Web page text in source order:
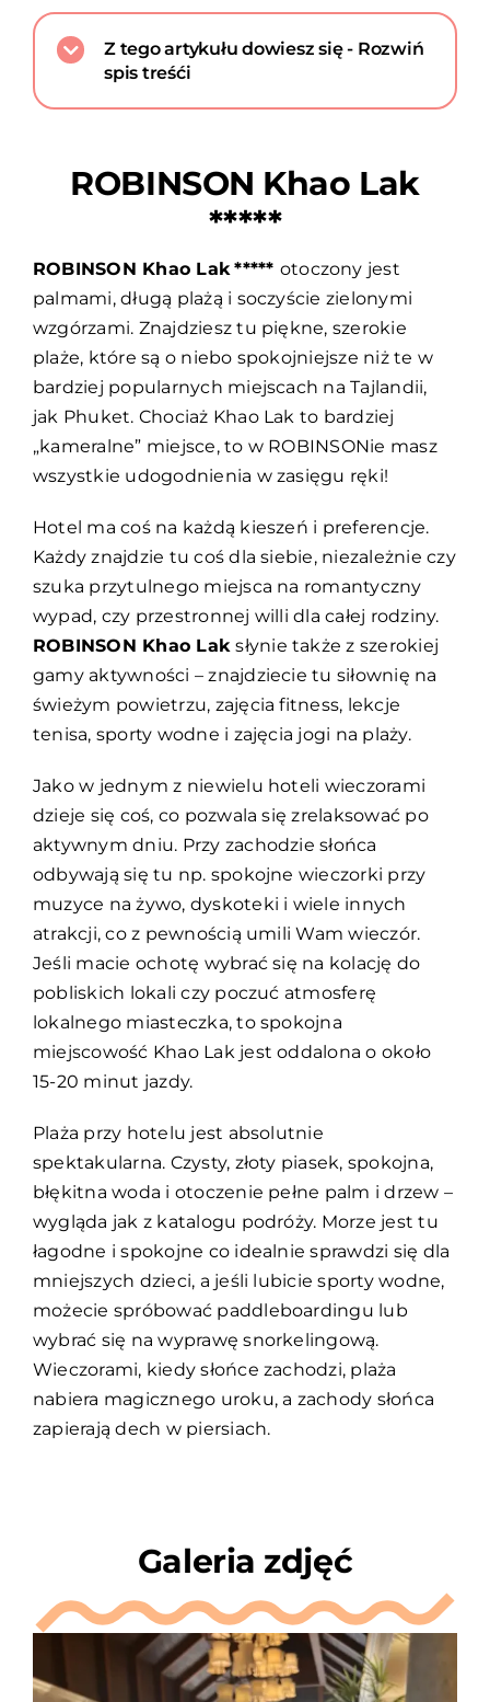
Z tego artykułu dowiesz się - Rozwiń
spis treśći
ROBINSON Khao Lak
*****
ROBINSON Khao Lak ***** otoczony jest
palmami, długą plażą i soczyście zielonymi
wzgórzami. Znajdziesz tu piękne, szerokie
plaże, które są o niebo spokojniejsze niż te w
bardziej popularnych miejscach na Tajlandii,
jak Phuket. Chociaż Khao Lak to bardziej
„kameralne” miejsce, to w ROBINSONie masz
wszystkie udogodnienia w zasięgu ręki!
Hotel ma coś na każdą kieszeń i preferencje.
Każdy znajdzie tu coś dla siebie, niezależnie czy
szuka przytulnego miejsca na romantyczny
wypad, czy przestronnej willi dla całej rodziny.
ROBINSON Khao Laksłynie także z szerokiej
gamy aktywności – znajdziecie tu siłownię na
świeżym powietrzu, zajęcia fitness, lekcje
tenisa, sporty wodne i zajęcia jogi na plaży.
Jako w jednym z niewielu hoteli wieczorami
dzieje się coś, co pozwala się zrelaksować po
aktywnym dniu. Przy zachodzie słońca
odbywają się tu np. spokojne wieczorki przy
muzyce na żywo, dyskoteki i wiele innych
atrakcji, co z pewnością umili Wam wieczór.
Jeśli macie ochotę wybrać się na kolację do
pobliskich lokali czy poczuć atmosferę
lokalnego miasteczka, to spokojna
miejscowość Khao Lak jest oddalona o około
15-20 minut jazdy.
Plaża przy hotelu jest absolutnie
spektakularna. Czysty, złoty piasek, spokojna,
błękitna woda i otoczenie pełne palm i drzew –
wygląda jak z katalogu podróży. Morze jest tu
łagodne i spokojne co idealnie sprawdzi się dla
mniejszych dzieci, a jeśli lubicie sporty wodne,
możecie spróbować paddleboardingu lub
wybrać się na wyprawę snorkelingową.
Wieczorami, kiedy słońce zachodzi, plaża
nabiera magicznego uroku, a zachody słońca
zapierają dech w piersiach.
Galeria zdjęć